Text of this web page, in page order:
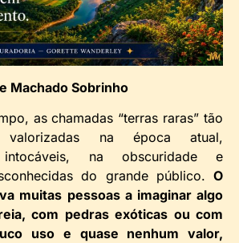
Machado Sobrinho
as chamadas “terras raras” tão
na época atual,
intocáveis, na obscuridade e
do grande público. O
muitas pessoas a imaginar algo
com pedras exóticas ou com
uso e quase nenhum valor,